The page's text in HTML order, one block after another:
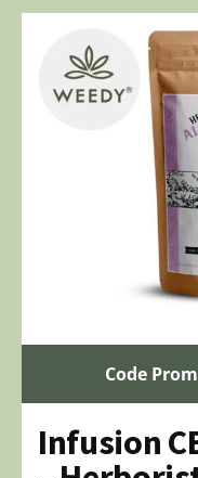
Code
Infusion